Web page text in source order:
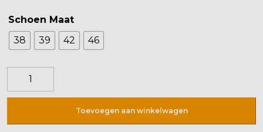
Schoen Maat
38
39 42 46
OMP
S
Toevoegen aan winkelwagen